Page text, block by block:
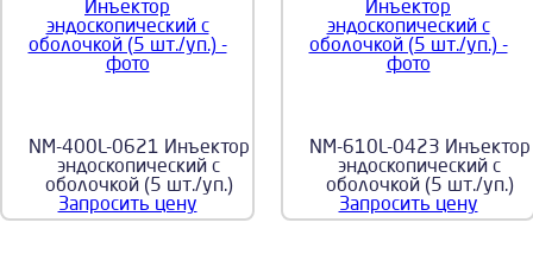
NM-400L-0621 Инъектор
эндоскопический с
оболочкой (5 шт./уп.)
Запросить цену
NM-610L-0423 Инъектор
эндоскопический с
оболочкой (5 шт./уп.)
Запросить цену